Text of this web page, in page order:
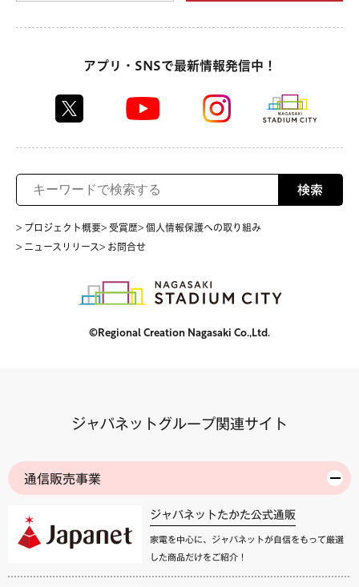
アプリ・SNSで最新情報発信中！
検索
> プロジェクト概要> 受賞歴> 個人情報保護への取り組み
> ニュースリリース> お問合せ
©Regional Creation Nagasaki Co.,Ltd.
ジャパネットグループ関連サイト
通信販売事業
ジャパネットたかた公式通販
家電を中心に、ジャパネットが自信をもって厳選
した商品だけをご紹介！